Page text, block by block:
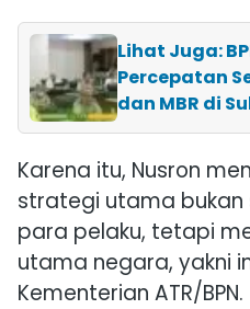
Lihat Juga:
Percepatan
dan MBR di
Karena itu, Nusron
strategi utama
para pelaku, tetapi
utama negara, yakni
Kementerian ATR/BPN.